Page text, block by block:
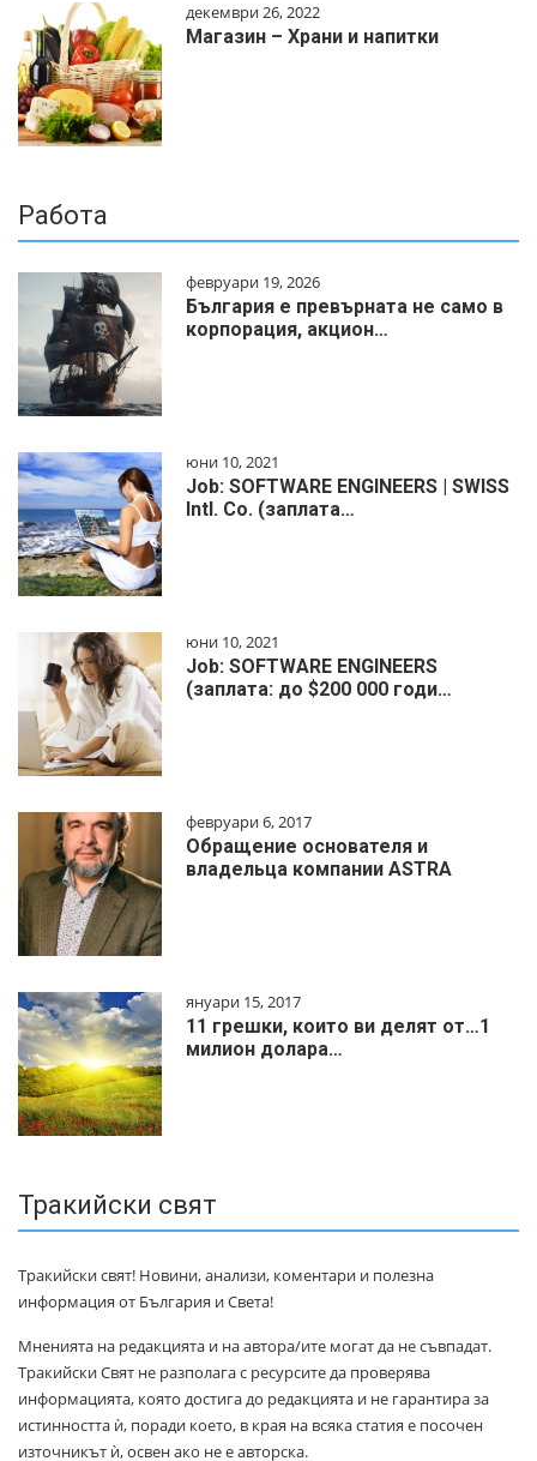
декември 26, 2022
Магазин – Храни и напитки
Работа
февруари 19, 2026
България е превърната не само в
корпорация, акцион…
юни 10, 2021
Job: SOFTWARE ENGINEERS | SWISS
Intl. Co. (заплата…
юни 10, 2021
Job: SOFTWARE ENGINEERS
(заплата: до $200 000 годи…
февруари 6, 2017
Обращение основателя и
владельца компании ASTRA
януари 15, 2017
11 грешки, които ви делят от…1
милиoн дoлapa…
Тракийски свят
Тракийски свят! Новини, анализи, коментари и полезна
информация от България и Света!
Мненията на редакцията и на автора/ите могат да не съвпадат.
Тракийски Свят не разполага с ресурсите да проверява
информацията, която достига до редакцията и не гарантира за
истинността ѝ, поради което, в края на всяка статия е посочен
източникът ѝ, освен ако не е авторска.